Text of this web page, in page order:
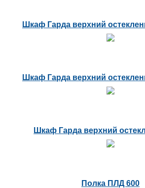
Шкаф Гарда верхний
Шкаф Гарда верхний
Шкаф Гарда верхний
Полка ПЛД 600